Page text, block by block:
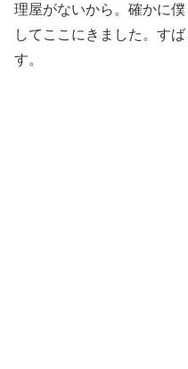
理屋がないから。確かに
してここにきました。す
す。